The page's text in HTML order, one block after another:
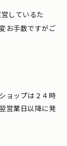
しているた
お手数ですがご
ョップは２４時
営業日以降に発